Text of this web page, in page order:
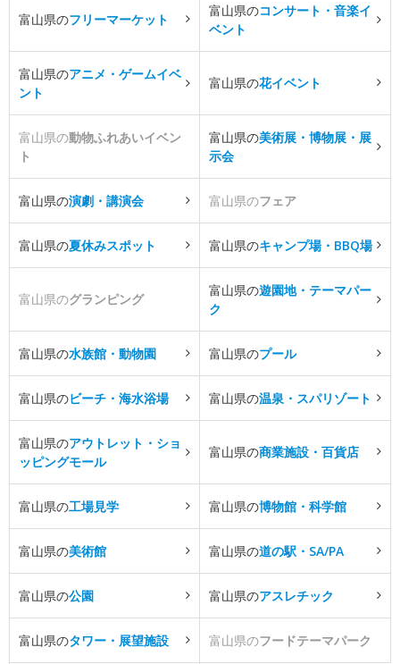
富山県のフリーマーケット
富山県のコンサート・音楽イ
ベント
富山県のアニメ・ゲームイベ
ント
富山県の花イベント
富山県の動物ふれあいイベン
ト
富山県の美術展・博物展・展
示会
富山県の演劇・講演会 富山県のフェア
富山県の夏休みスポット 富山県のキャンプ場・BBQ場
富山県のグランピング
富山県の遊園地・テーマパー
ク
富山県の水族館・動物園 富山県のプール
富山県のビーチ・海水浴場 富山県の温泉・スパリゾート
富山県のアウトレット・ショ
ッピングモール
富山県の商業施設・百貨店
富山県の工場見学 富山県の博物館・科学館
富山県の美術館 富山県の道の駅・SA/PA
富山県の公園 富山県のアスレチック
富山県のタワー・展望施設 富山県のフードテーマパーク